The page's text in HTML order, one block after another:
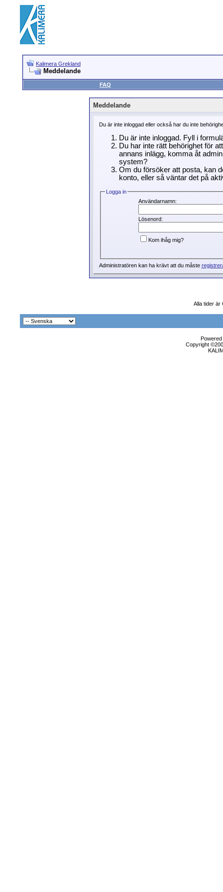
Kalimera Grekland
Meddelande
FAQ
Meddelande
Du är inte inloggad eller också har du inte
Du är inte inloggad. Fyll i
Du har inte rätt behörighet för
annans inlägg, komma åt
system?
Om du försöker att posta, kan
konto, eller så väntar det på
Logga in
Användarnamn:
Lösenord:
Kom ihåg mig?
Administratören kan ha krävt att du måste
Alla tider är
Copyright